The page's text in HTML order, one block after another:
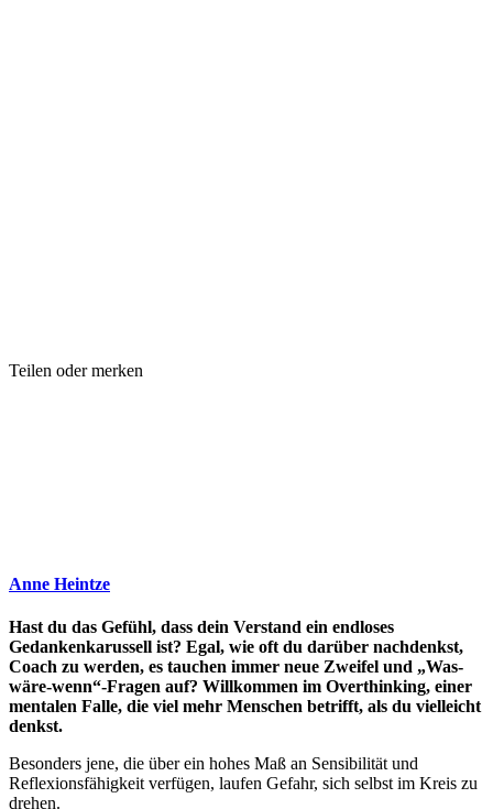
Teilen oder merken
Anne Heintze
Hast du das Gefühl, dass dein Verstand ein endloses
Gedankenkarussell ist? Egal, wie oft du darüber nachdenkst,
Coach zu werden, es tauchen immer neue Zweifel und „Was-
wäre-wenn“-Fragen auf? Willkommen im Overthinking, einer
mentalen Falle, die viel mehr Menschen betrifft, als du vielleicht
denkst.
Besonders jene, die über ein hohes Maß an Sensibilität und
Reflexionsfähigkeit verfügen, laufen Gefahr, sich selbst im Kreis zu
drehen.